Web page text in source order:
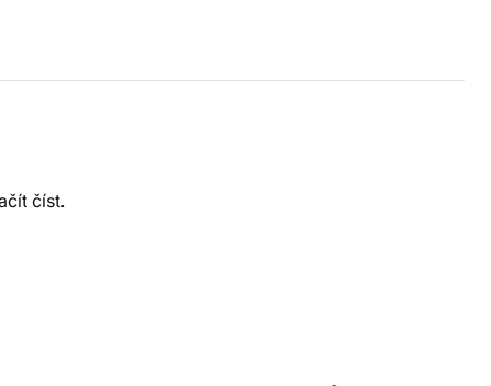
číst.